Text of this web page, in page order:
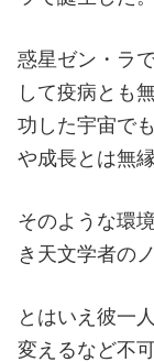
惑星ゼン・ラ
して疫病とも
功した宇宙で
や成長とは無
そのような環
き天文学者の
とはいえ彼一
変えるなど不